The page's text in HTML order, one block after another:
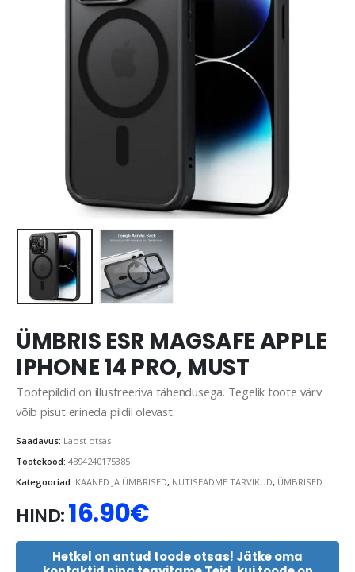
ÜMBRIS ESR MAGSAFE APPLE
IPHONE 14 PRO, MUST
Tootepildid on illustreeriva tähendusega. Tegelik toote värv
võib pisut erineda pildil olevast.
Saadavus: Laost otsas
Tootekood: 4894240175385
Kategooriad: KAANED JA ÜMBRISED, NUTISEADME TARVIKUD, ÜMBRISED
HIND:16.90€
Hetkel on antud toode otsas! Jätke oma